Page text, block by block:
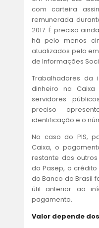
com carteira
remunerada
2017. É preciso
há pelo menos
atualizados pelo
de Informações
Trabalhadores da
dinheiro na Caixa
servidores
preciso
identificação e o
No caso do PIS,
Caixa, o
restante dos
do Pasep, o
do Banco do Brasil
útil anterior ao
pagamento.
Valor depende